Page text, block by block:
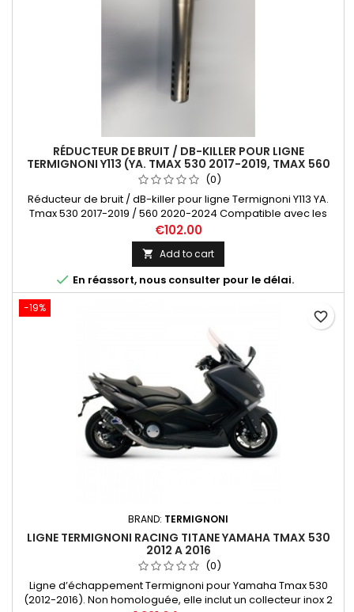
RÉDUCTEUR DE BRUIT / DB-KILLER POUR LIGNE
TERMIGNONI Y113 (YA. TMAX 530 2017-2019, TMAX 560
2020)
(0)
Réducteur de bruit / dB-killer pour ligne Termignoni Y113 YA.
Tmax 530 2017-2019 / 560 2020-2024 Compatible avec les
références de lignes Termignoni suivantes: Y11309000BCC,
Y11309000ICC, Y11309000ITC.
€102.00
 Add to cart
 En réassort, nous consulter pour le délai.
-19%
BRAND: TERMIGNONI
LIGNE TERMIGNONI RACING TITANE YAMAHA TMAX 530
2012 A 2016
(0)
Ligne d’échappement Termignoni pour Yamaha Tmax 530
(2012-2016). Non homologuée, elle inclut un collecteur inox 2
favorite_border